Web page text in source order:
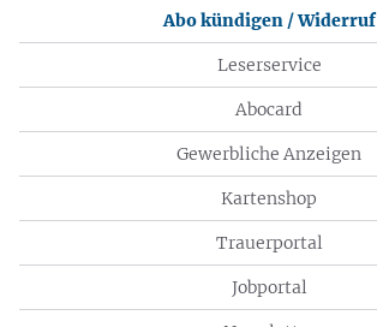
Abo kündigen / Widerruf
Leserservice
Abocard
Gewerbliche Anzeigen
Kartenshop
Trauerportal
Jobportal